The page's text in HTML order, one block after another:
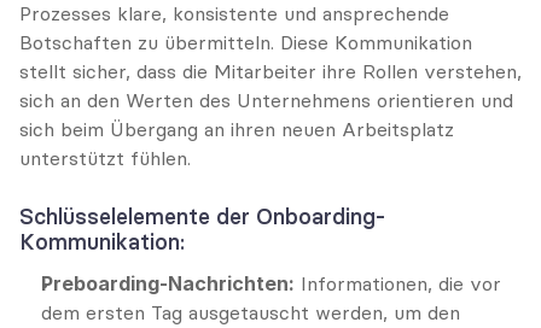
Prozesses klare, konsistente und ansprechende
Botschaften zu übermitteln. Diese Kommunikation
stellt sicher, dass die Mitarbeiter ihre Rollen verstehen,
sich an den Werten des Unternehmens orientieren und
sich beim Übergang an ihren neuen Arbeitsplatz
unterstützt fühlen.
Schlüsselelemente der Onboarding-
Kommunikation:
Preboarding-Nachrichten: Informationen, die vor
dem ersten Tag ausgetauscht werden, um den